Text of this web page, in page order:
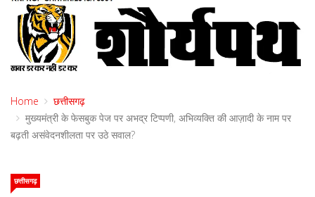
Home
छत्तीसगढ़
मुख्यमंत्री के फेसबुक पेज पर अभद्र टिप्पणी, अभिव्यक्ति की आज़ादी के नाम पर
बढ़ती असंवेदनशीलता पर उठे सवाल?
छत्तीसगढ़